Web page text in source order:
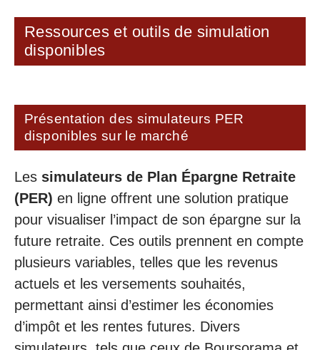
Ressources et outils de simulation
disponibles
Présentation des simulateurs PER
disponibles sur le marché
Les simulateurs de Plan Épargne Retraite
(PER) en ligne offrent une solution pratique
pour visualiser l’impact de son épargne sur la
future retraite. Ces outils prennent en compte
plusieurs variables, telles que les revenus
actuels et les versements souhaités,
permettant ainsi d’estimer les économies
d’impôt et les rentes futures. Divers